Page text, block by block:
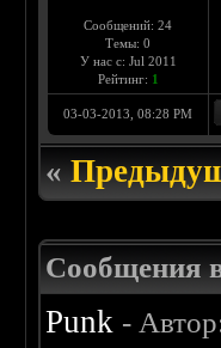
Сообщений: 24
Темы: 0
У нас с: Jul 2011
Рейтинг: 1
03-03-2013, 08:28 PM
«
Сообщения
Punk -